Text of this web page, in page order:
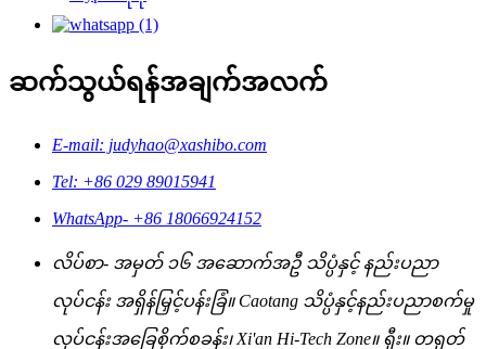
ဆက်သွယ်ရန်အချက်အလက်
E-mail: judyhao@xashibo.com
Tel: +86 029 89015941
WhatsApp- +86 18066924152
လိပ်စာ- အမှတ် ၁၆ အဆောက်အဦ သိပ္ပံနှင့် နည်းပညာ
လုပ်ငန်း အရှိန်မြှင့်ပန်းခြံ။ Caotang သိပ္ပံနှင့်နည်းပညာစက်မှု
လုပ်ငန်းအခြေစိုက်စခန်း၊ Xi'an Hi-Tech Zone။ ရှီး။ တရုတ်